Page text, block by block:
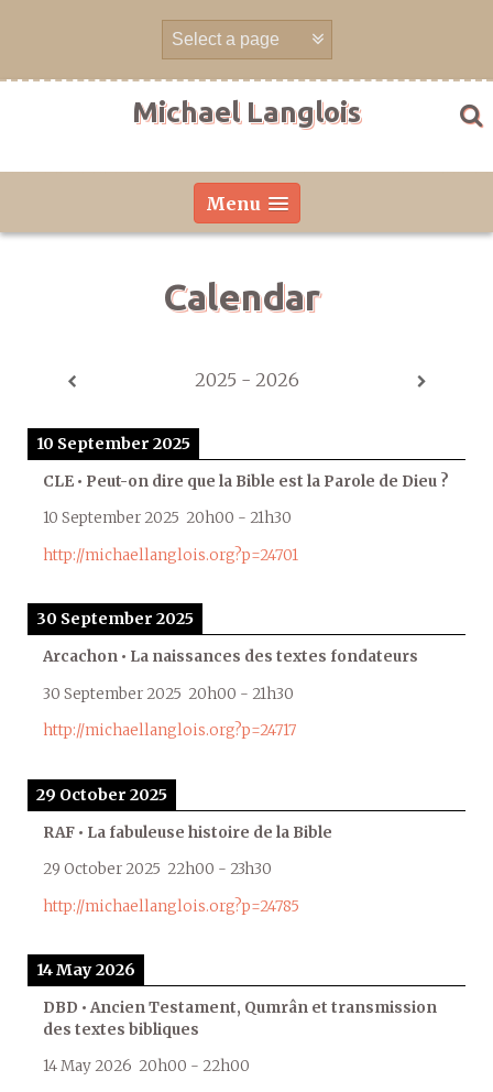
Michael Langlois
Menu
Calendar
2025 - 2026
10 September 2025
CLE • Peut-on dire que la Bible est la Parole de Dieu ?
10 September 2025 20h00 - 21h30
http://michaellanglois.org?p=24701
30 September 2025
Arcachon • La naissances des textes fondateurs
30 September 2025 20h00 - 21h30
http://michaellanglois.org?p=24717
29 October 2025
RAF • La fabuleuse histoire de la Bible
29 October 2025 22h00 - 23h30
http://michaellanglois.org?p=24785
14 May 2026
DBD • Ancien Testament, Qumrân et transmission
des textes bibliques
14 May 2026 20h00 - 22h00